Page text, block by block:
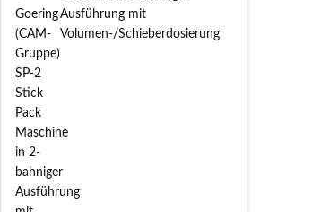
Ausführung mit
Volumen-/Schieberdosierung